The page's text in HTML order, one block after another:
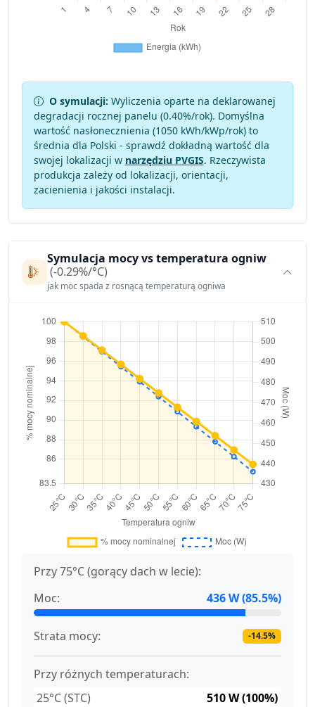
O symulacji: Wyliczenia oparte na deklarowanej
degradacji rocznej panelu (0.40%/rok). Domyślna
wartość nasłonecznienia (1050 kWh/kWp/rok) to
średnia dla Polski - sprawdź dokładną wartość dla
swojej lokalizacji w narzędziu PVGIS. Rzeczywista
produkcja zależy od lokalizacji, orientacji,
zacienienia i jakości instalacji.
Symulacja mocy vs temperatura ogniw
(-0.29%/°C)
jak moc spada z rosnącą temperaturą ogniwa
Przy 75°C (gorący dach w lecie):
Moc:
436 W (85.5%)
Strata mocy: -14.5%
Przy różnych temperaturach:
25°C (STC)
510 W (100%)